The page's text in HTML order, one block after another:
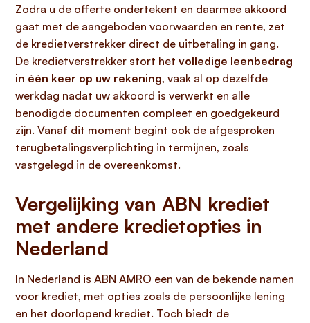
Zodra u de offerte ondertekent en daarmee akkoord
gaat met de aangeboden voorwaarden en rente, zet
de kredietverstrekker direct de uitbetaling in gang.
De kredietverstrekker stort het volledige leenbedrag
in één keer op uw rekening, vaak al op dezelfde
werkdag nadat uw akkoord is verwerkt en alle
benodigde documenten compleet en goedgekeurd
zijn. Vanaf dit moment begint ook de afgesproken
terugbetalingsverplichting in termijnen, zoals
vastgelegd in de overeenkomst.
Vergelijking van ABN krediet
met andere kredietopties in
Nederland
In Nederland is ABN AMRO een van de bekende namen
voor krediet, met opties zoals de persoonlijke lening
en het doorlopend krediet. Toch biedt de